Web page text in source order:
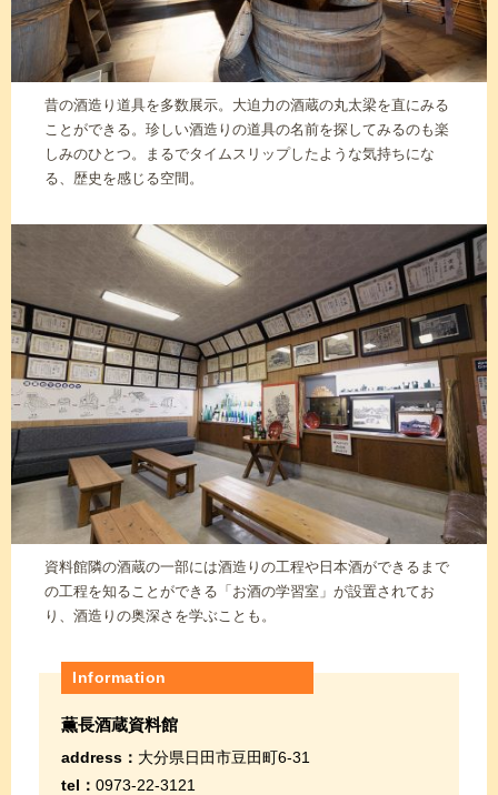
昔の酒造り道具を多数展示。大迫力の酒蔵の丸太梁を直にみる
ことができる。珍しい酒造りの道具の名前を探してみるのも楽
しみのひとつ。まるでタイムスリップしたような気持ちにな
る、歴史を感じる空間。
資料館隣の酒蔵の一部には酒造りの工程や日本酒ができるまで
の工程を知ることができる「お酒の学習室」が設置されてお
り、酒造りの奥深さを学ぶことも。
Information
薫長酒蔵資料館
address： 大分県日田市豆田町6-31
tel： 0973-22-3121